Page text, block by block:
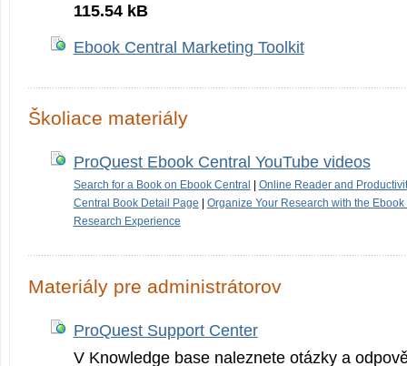
115.54 kB
Ebook Central Marketing Toolkit
Školiace materiály
ProQuest Ebook Central YouTube videos
Search for a Book on Ebook Central | Online Reader and
Central Book Detail Page | Organize Your Research with the
Research Experience
Materiály pre administrátorov
ProQuest Support Center
V Knowledge base naleznete otázky a